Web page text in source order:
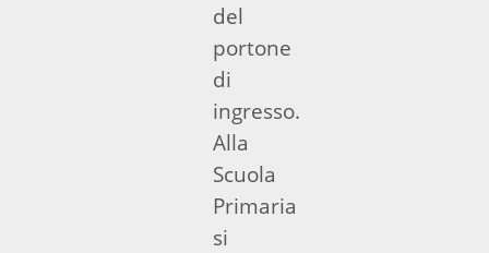
del
portone
di
ingresso.
Alla
Scuola
Primaria
si